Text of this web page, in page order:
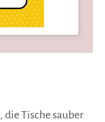
, die Tische sauber